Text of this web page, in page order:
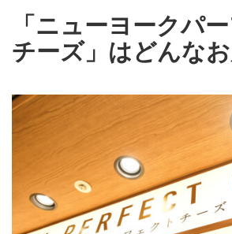
「ニューヨークパ
チーズ」はどんな